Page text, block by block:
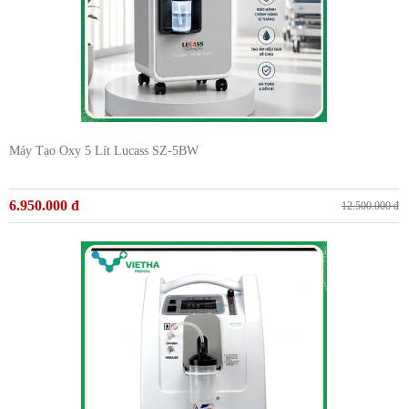
Máy Tạo Oxy 5 Lít Lucass SZ-5BW
6.950.000 đ 12.500.000 đ